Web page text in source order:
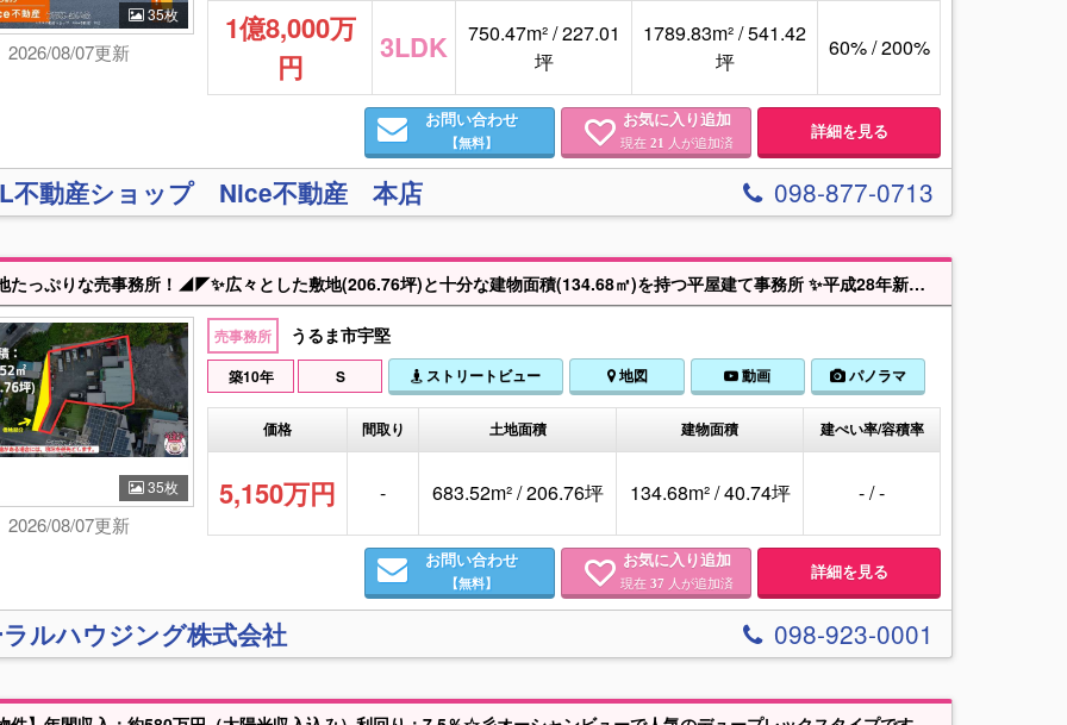
35枚
2026/08/07更新
1億8,000万
円
3LDK
750.47m² / 227.01
坪
1789.83m² / 541.42
坪
60% / 200%
お問い合わせ
【無料】
お気に入り追加
現在21 人が追加済 詳細を見る
不動産ショップ Nice不動産 本店 098-877-0713
◢◤敷地たっぷりな売事務所！◢◤✨広々とした敷地(206.76坪)と十分な建物面積(134.68㎡)を持つ平屋建て事務所 ✨平成28年新築(令和6年増築)で築浅 ✨ゆとりの駐車スペース15台分♪来客が多い業種や従業員の通勤にも困りません ✨現在は会社事務所として稼働中。引き渡しは1年半～2年後となりますが、現在の事業を継続しながら、将来の移転計画をじっくりと練ることができます ✨入口部分の一部は借地ですが、建築や通行に支障がないためご安心ください✨
35枚
2026/08/07更新
売事務所 うるま市宇堅
築10年 S ストリートビュー 地図 動画 パノラマ
価格 間取り 土地面積 建物面積 建ぺい率/容積率
5,150万円 - 683.52m² / 206.76坪 134.68m² / 40.74坪 - / -
お問い合わせ
【無料】
お気に入り追加
現在37 人が追加済 詳細を見る
ルハウジング株式会社 098-923-0001